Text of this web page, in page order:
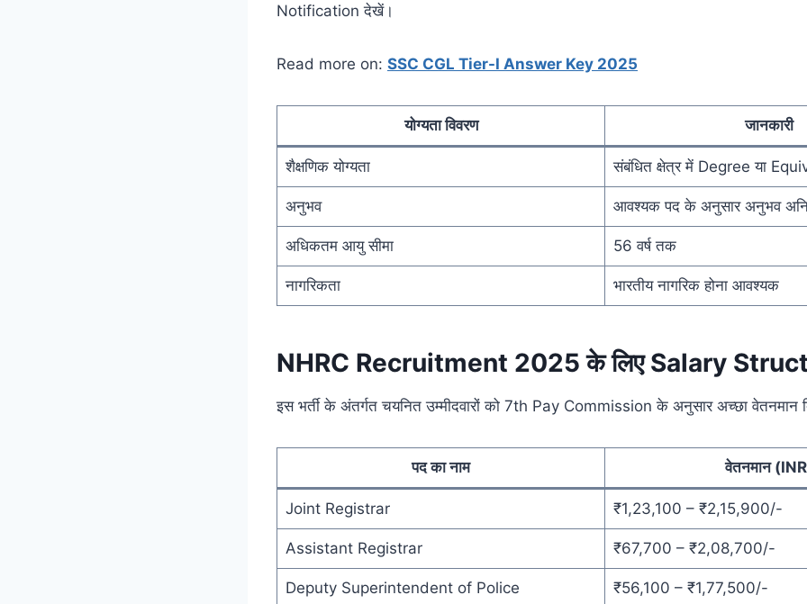
Notification देखें।
Read more on: SSC CGL Tier-I Answer Key 2025
योग्यता विवरण जानकारी
शैक्षणिक योग्यता संबंधित क्षेत्र में Degree या
अनुभव आवश्यक पद के अनुसार अनुभव
अधिकतम आयु सीमा 56 वर्ष तक
नागरिकता भारतीय नागरिक होना आवश्यक
NHRC Recruitment 2025 के लिए Salary
इस भर्ती के अंतर्गत चयनित उम्मीदवारों को 7th Pay Commission के अनुसार अच्छा वेतनमान
पद का नाम वेतनमान
Joint Registrar ₹1,23,100 – ₹2,15,900/-
Assistant Registrar ₹67,700 – ₹2,08,700/-
Deputy Superintendent of Police ₹56,100 – ₹1,77,500/-